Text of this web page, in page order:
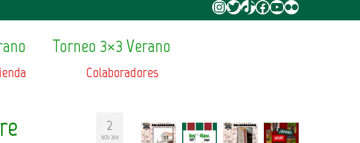
Instagram
Twitter
TikTokFacebook
YouTube
Flickr
Torneo 3×3 Verano
Colaboradores
2
NOV 2018